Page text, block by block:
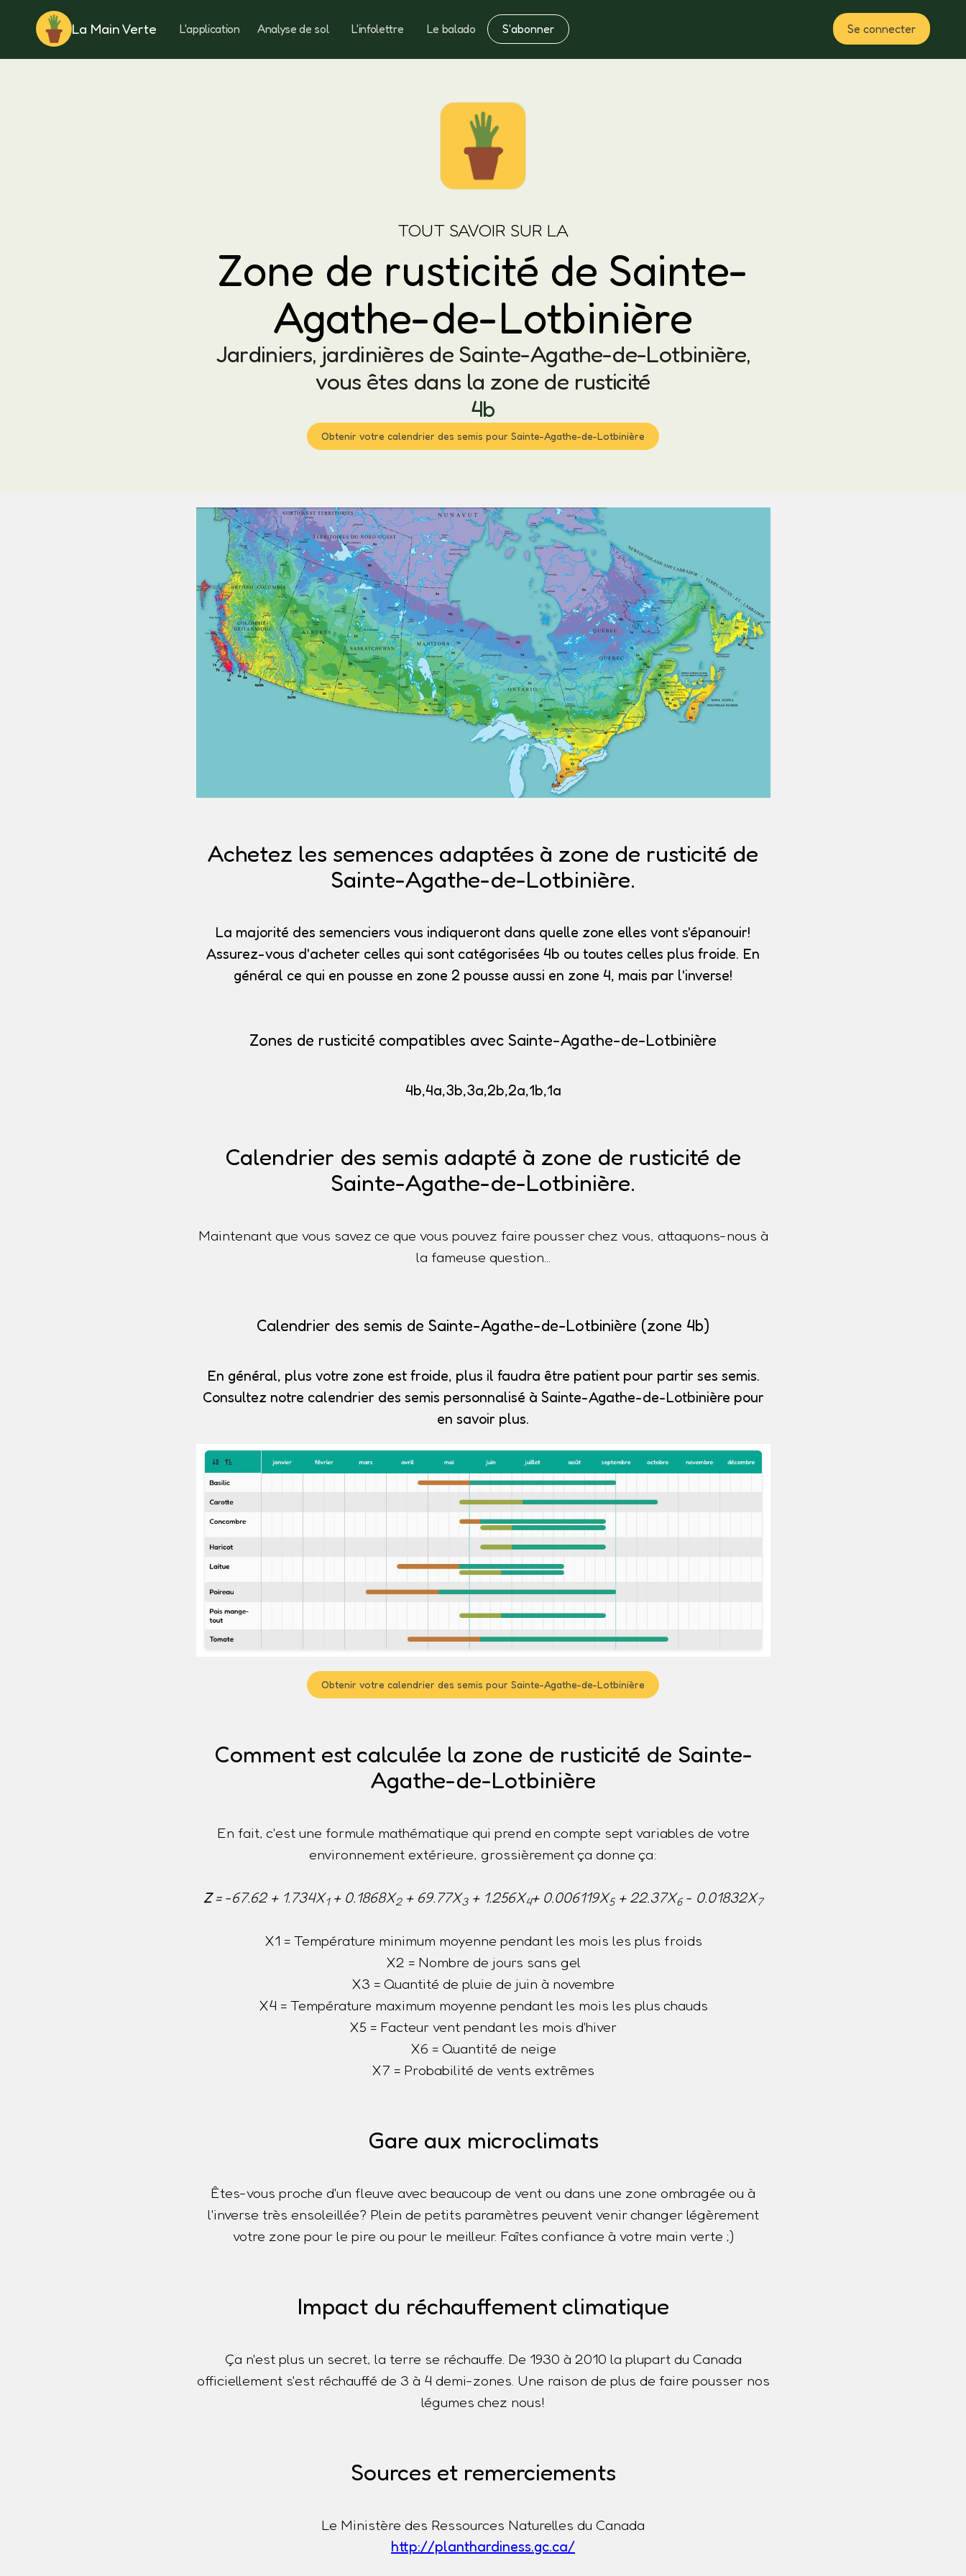
La Main Verte L'application Analyse de sol L'infolettre Le balado S'abonner Se connecter
Rotation Notes Fertilisation Plan
TOUT SAVOIR SUR LA
Zone de rusticité de Sainte-
Agathe-de-Lotbinière
Jardiniers, jardinières de Sainte-Agathe-de-Lotbinière,
vous êtes dans la zone de rusticité
4b
Obtenir votre calendrier des semis pour Sainte-Agathe-de-Lotbinière
Achetez les semences adaptées à zone de rusticité de
Sainte-Agathe-de-Lotbinière.
La majorité des semenciers vous indiqueront dans quelle zone elles vont s'épanouir!
Assurez-vous d'acheter celles qui sont catégorisées 4b ou toutes celles plus froide. En
général ce qui en pousse en zone 2 pousse aussi en zone 4, mais par l'inverse!
Zones de rusticité compatibles avec Sainte-Agathe-de-Lotbinière
4b,4a,3b,3a,2b,2a,1b,1a
Calendrier des semis adapté à zone de rusticité de
Sainte-Agathe-de-Lotbinière.
Maintenant que vous savez ce que vous pouvez faire pousser chez vous, attaquons-nous à
la fameuse question...
Calendrier des semis de Sainte-Agathe-de-Lotbinière (zone 4b)
En général, plus votre zone est froide, plus il faudra être patient pour partir ses semis.
Consultez notre calendrier des semis personnalisé à Sainte-Agathe-de-Lotbinière pour
en savoir plus.
Obtenir votre calendrier des semis pour Sainte-Agathe-de-Lotbinière
Comment est calculée la zone de rusticité de Sainte-
Agathe-de-Lotbinière
En fait, c'est une formule mathématique qui prend en compte sept variables de votre
environnement extérieure, grossièrement ça donne ça:
Z= -67.62 + 1.734X1+ 0.1868X2+ 69.77X3+ 1.256X4+ 0.006119X5+ 22.37X6- 0.01832X7
X1 = Température minimum moyenne pendant les mois les plus froids
X2 = Nombre de jours sans gel
X3 = Quantité de pluie de juin à novembre
X4 = Température maximum moyenne pendant les mois les plus chauds
X5 = Facteur vent pendant les mois d'hiver
X6 = Quantité de neige
X7 = Probabilité de vents extrêmes
Gare aux microclimats
Êtes-vous proche d'un fleuve avec beaucoup de vent ou dans une zone ombragée ou à
l'inverse très ensoleillée? Plein de petits paramètres peuvent venir changer légèrement
votre zone pour le pire ou pour le meilleur. Faîtes confiance à votre main verte ;)
Impact du réchauffement climatique
Ça n'est plus un secret, la terre se réchauffe. De 1930 à 2010 la plupart du Canada
officiellement s'est réchauffé de 3 à 4 demi-zones. Une raison de plus de faire pousser nos
légumes chez nous!
Sources et remerciements
Le Ministère des Ressources Naturelles du Canada
http://planthardiness.gc.ca/